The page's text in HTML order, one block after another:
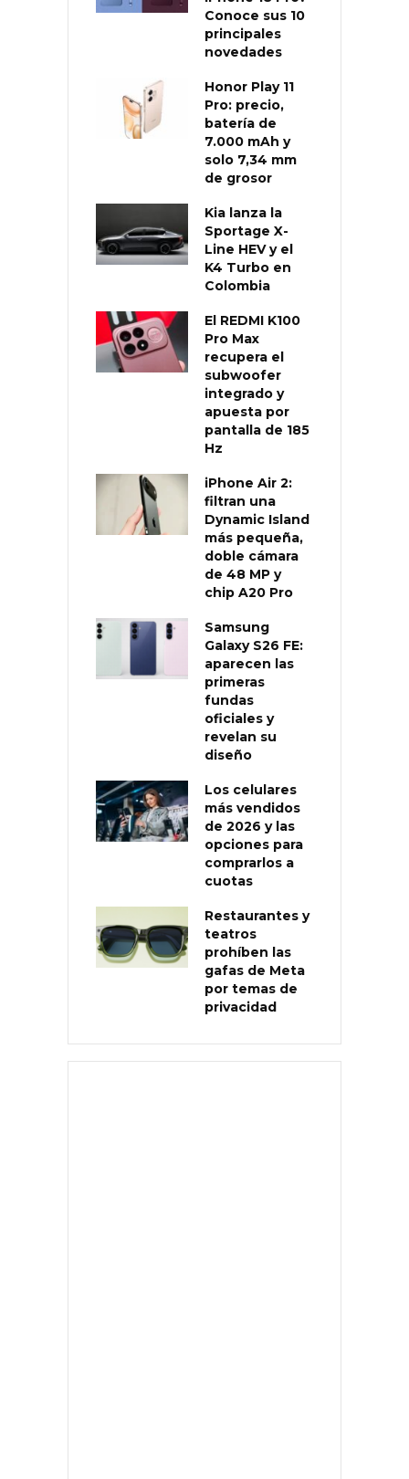
Conoce sus 10
principales
novedades
Honor Play 11
Pro: precio,
batería de
7.000 mAh y
solo 7,34 mm
de grosor
Kia lanza la
Sportage X-
Line HEV y el
K4 Turbo en
Colombia
El REDMI K100
Pro Max
recupera el
subwoofer
integrado y
apuesta por
pantalla de 185
Hz
iPhone Air 2:
filtran una
Dynamic Island
más pequeña,
doble cámara
de 48 MP y
chip A20 Pro
Samsung
Galaxy S26 FE:
aparecen las
primeras
fundas
oficiales y
revelan su
diseño
Los celulares
más vendidos
de 2026 y las
opciones para
comprarlos a
cuotas
Restaurantes y
teatros
prohíben las
gafas de Meta
por temas de
privacidad